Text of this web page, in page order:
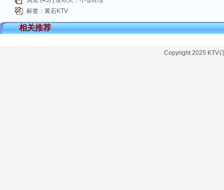
相关推荐
标签： 黄石KTV
Copyright 2025 KTV